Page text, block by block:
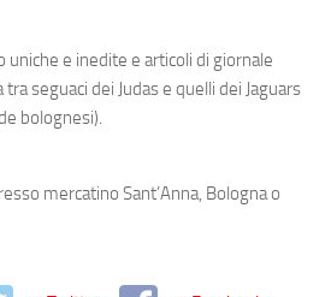
uniche e inedite e articoli di giornale
tra seguaci dei Judas e quelli dei Jaguars
bolognesi).
mercatino Sant’Anna, Bologna o